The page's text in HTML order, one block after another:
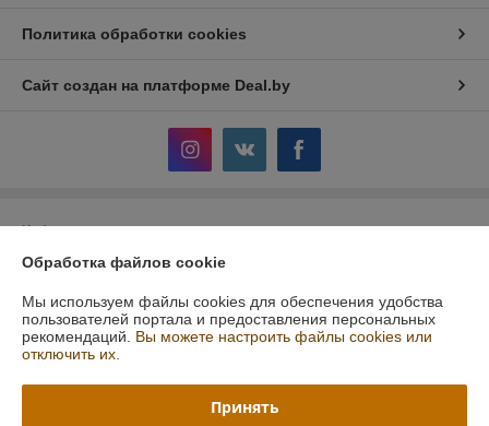
Политика обработки cookies
Сайт создан на платформе Deal.by
Информация для покупателя
Юридическое лицо:Общество с ограниченной ответственностью
230023, ул. 17 Сентября, 49А, офис.8, Гродно, Беларусь
Регистрационный номер ЕГР: 591019949
Регистрационный орган: Гродненский городской исполнительный
Обработка файлов cookie
Мы используем файлы cookies для обеспечения удобства
пользователей портала и предоставления персональных
рекомендаций. Вы можете настроить файлы cookies или
отключить их.
Принять